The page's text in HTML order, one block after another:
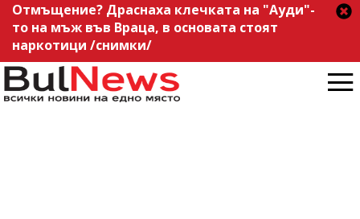
Отмъщение? Драснаха клечката на "Ауди"-
то на мъж във Враца, в основата стоят
наркотици /снимки/